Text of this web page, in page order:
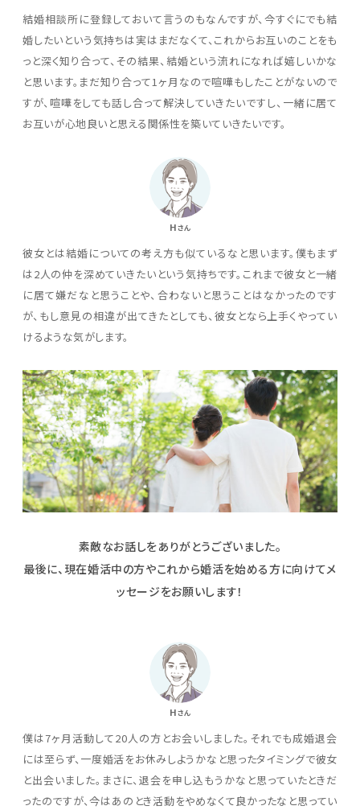
結婚相談所に登録しておいて言うのもなんですが、今すぐにでも結
婚したいという気持ちは実はまだなくて、これからお互いのことをも
っと深く知り合って、その結果、結婚という流れになれば嬉しいかな
と思います。まだ知り合って1ヶ月なので喧嘩もしたことがないので
すが、喧嘩をしても話し合って解決していきたいですし、一緒に居て
お互いが心地良いと思える関係性を築いていきたいです。
Hさん
彼女とは結婚についての考え方も似ているなと思います。僕もまず
は2人の仲を深めていきたいという気持ちです。これまで彼女と一緒
に居て嫌だなと思うことや、合わないと思うことはなかったのです
が、もし意見の相違が出てきたとしても、彼女となら上手くやってい
けるような気がします。
素敵なお話しをありがとうございました。
最後に、現在婚活中の方やこれから婚活を始める方に向けてメ
ッセージをお願いします！
Hさん
僕は7ヶ月活動して20人の方とお会いしました。それでも成婚退会
には至らず、一度婚活をお休みしようかなと思ったタイミングで彼女
と出会いました。まさに、退会を申し込もうかなと思っていたときだ
ったのですが、今はあのとき活動をやめなくて良かったなと思ってい